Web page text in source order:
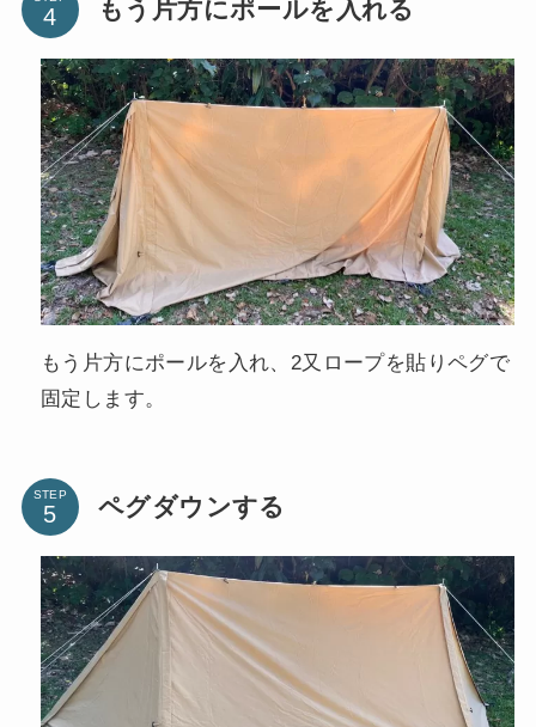
もう片方にポールを入れる
もう片方にポールを入れ、2又ロープを貼りペグで
固定します。
STEP ペグダウンする